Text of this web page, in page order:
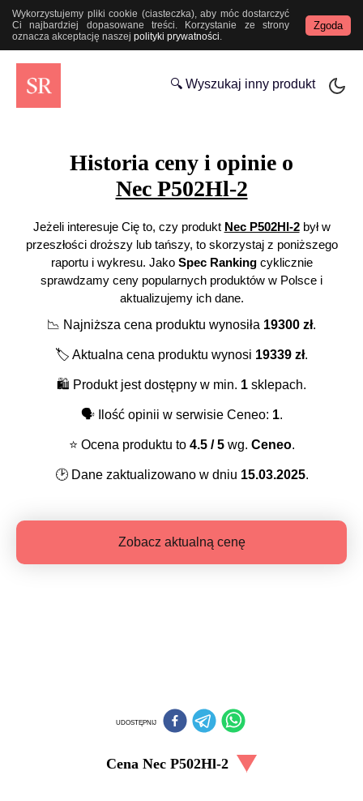
Wykorzystujemy pliki cookie (ciasteczka), aby móc dostarczyć
Ci najbardziej dopasowane treści. Korzystanie ze strony
oznacza akceptację naszej polityki prywatności.
Zgoda
🔍 Wyszukaj inny produkt
Historia ceny i opinie o
Nec P502Hl-2
Jeżeli interesuje Cię to, czy produkt Nec P502Hl-2był w
przeszłości droższy lub tańszy, to skorzystaj z poniższego
raportu i wykresu. Jako Spec Rankingcyklicznie
sprawdzamy ceny popularnych produktów w Polsce i
aktualizujemy ich dane.
📉 Najniższa cena produktu wynosiła 19300 zł.
🏷️ Aktualna cena produktu wynosi 19339 zł.
🛍️ Produkt jest dostępny w min. 1 sklepach.
🗣️Ilość opinii w serwisie Ceneo: 1.
⭐️ Ocena produktu to 4.5/ 5wg. Ceneo.
🕑Dane zaktualizowano w dniu 15.03.2025.
Zobacz aktualną cenę
UDOSTĘPNIJ
Cena Nec P502Hl-2